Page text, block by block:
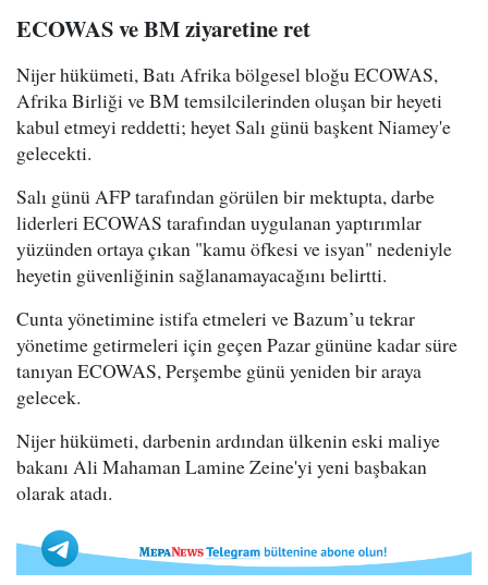
ECOWAS ve BM ziyaretine ret
Nijer hükümeti, Batı Afrika bölgesel bloğu ECOWAS,
Afrika Birliği ve BM temsilcilerinden oluşan bir heyeti
kabul etmeyi reddetti; heyet Salı günü başkent Niamey'e
gelecekti.
Salı günü AFP tarafından görülen bir mektupta, darbe
liderleri ECOWAS tarafından uygulanan yaptırımlar
yüzünden ortaya çıkan "kamu öfkesi ve isyan" nedeniyle
heyetin güvenliğinin sağlanamayacağını belirtti.
Cunta yönetimine istifa etmeleri ve Bazum’u tekrar
yönetime getirmeleri için geçen Pazar gününe kadar süre
tanıyan ECOWAS, Perşembe günü yeniden bir araya
gelecek.
Nijer hükümeti, darbenin ardından ülkenin eski maliye
bakanı Ali Mahaman Lamine Zeine'yi yeni başbakan
olarak atadı.